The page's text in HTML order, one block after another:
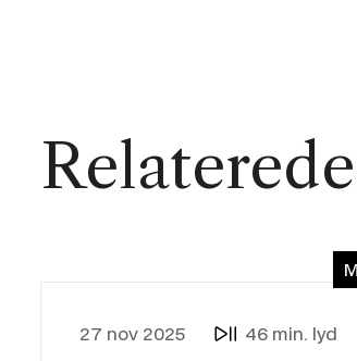
27 nov 2025 46 min. lyd